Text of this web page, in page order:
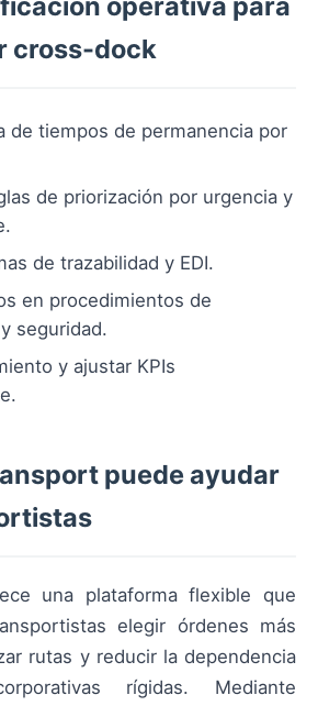
operativa para
cross-dock
de tiempos de permanencia por
de priorización por urgencia y
de trazabilidad y EDI.
en procedimientos de
seguridad.
y ajustar KPIs
puede ayudar
una plataforma flexible que
elegir órdenes más
rutas y reducir la dependencia
rígidas. Mediante